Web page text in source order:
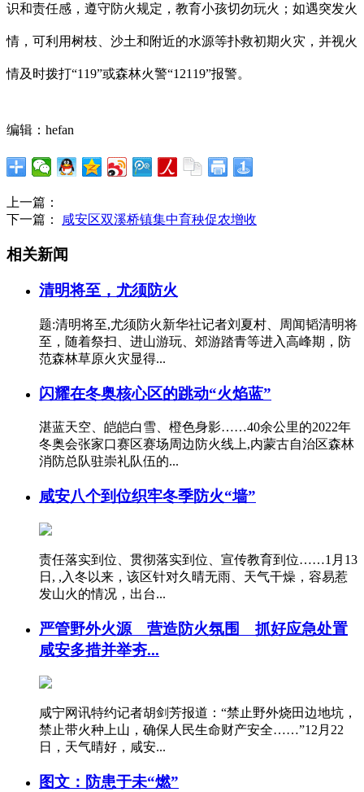
识和责任感，遵守防火规定，教育小孩切勿玩火；如遇突发火
情，可利用树枝、沙土和附近的水源等扑救初期火灾，并视火
情及时拨打“119”或森林火警“12119”报警。
编辑：hefan
上一篇：
下一篇：
咸安区双溪桥镇集中育秧促农增收
相关新闻
清明将至，尤须防火
题:清明将至,尤须防火新华社记者刘夏村、周闻韬清明将
至，随着祭扫、进山游玩、郊游踏青等进入高峰期，防
范森林草原火灾显得...
闪耀在冬奥核心区的跳动“火焰蓝”
湛蓝天空、皑皑白雪、橙色身影……40余公里的2022年
冬奥会张家口赛区赛场周边防火线上,内蒙古自治区森林
消防总队驻崇礼队伍的...
咸安八个到位织牢冬季防火“墙”
责任落实到位、贯彻落实到位、宣传教育到位……1月13
日, ,入冬以来，该区针对久晴无雨、天气干燥，容易惹
发山火的情况，出台...
严管野外火源 营造防火氛围 抓好应急处置
咸安多措并举夯...
咸宁网讯特约记者胡剑芳报道：“禁止野外烧田边地坑，
禁止带火种上山，确保人民生命财产安全……”12月22
日，天气晴好，咸安...
图文：防患于未“燃”